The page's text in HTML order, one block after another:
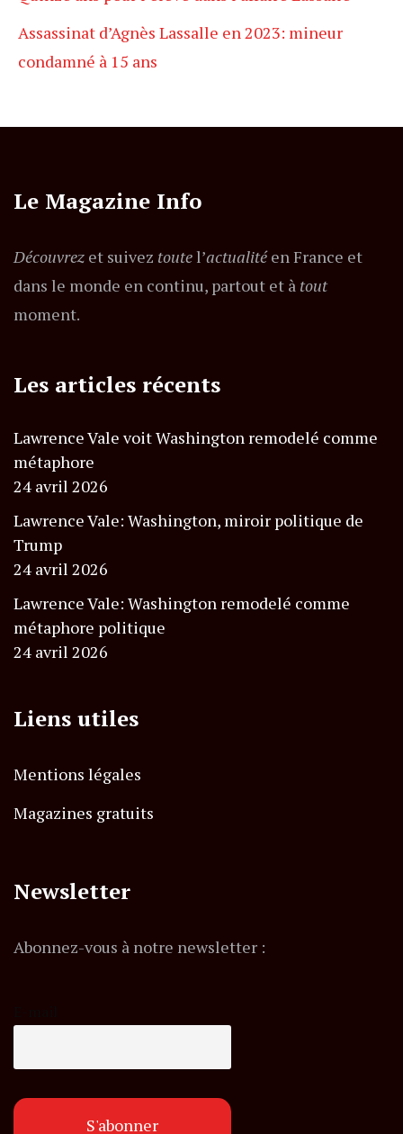
Assassinat d’Agnès Lassalle en 2023: mineur
condamné à 15 ans
Le Magazine Info
Découvrez et suivez toutel’actualitéen France et
dans le monde en continu, partout et à tout
moment.
Les articles récents
Lawrence Vale voit Washington remodelé comme
métaphore
24 avril 2026
Lawrence Vale: Washington, miroir politique de
Trump
24 avril 2026
Lawrence Vale: Washington remodelé comme
métaphore politique
24 avril 2026
Liens utiles
Mentions légales
Magazines gratuits
Newsletter
Abonnez-vous à notre newsletter :